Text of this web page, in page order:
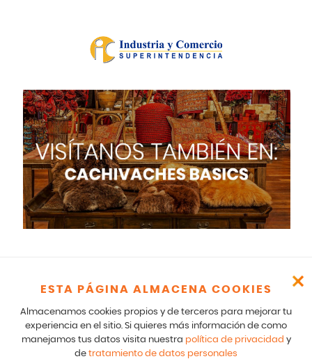
ESTA PÁGINA ALMACENA COOKIES
Almacenamos cookies propios y de terceros para mejorar tu
experiencia en el sitio. Si quieres más información de como
manejamos tus datos visita nuestra política de privacidad y
de tratamiento de datos personales
comunicados@cachivaches.com
Para comunicados legales y notificaciones formales favor escribir
a: team@cachivaches.com